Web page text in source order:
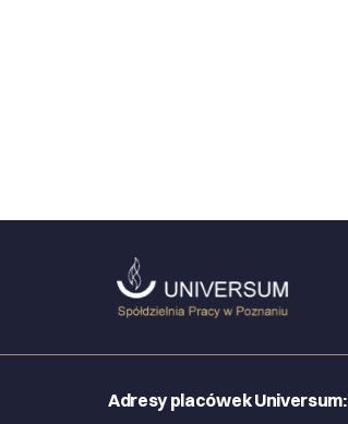
Adresy placówek Universum: